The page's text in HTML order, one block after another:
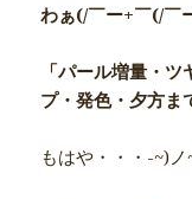
わぁ(/￣ー+￣(/￣
「パール増量・
プ・発色・夕方ま
もはや・・・-~)ノ